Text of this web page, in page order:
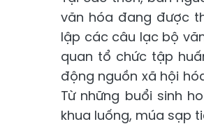
văn hóa đang được
lập các câu lạc bộ
quan tổ chức tập
động nguồn xã hội
Từ những buổi sinh
khua luống, múa sạp